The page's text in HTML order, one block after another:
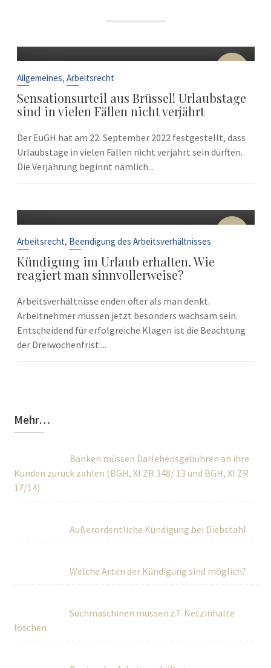
22
Allgemeines, Arbeitsrecht
Sensationsurteil aus Brüssel! Urlaubstage
sind in vielen Fällen nicht verjährt
Der EuGH hat am 22. September 2022 festgestellt, dass
Urlaubstage in vielen Fällen nicht verjährt sein dürften.
Die Verjährung beginnt nämlich...
10
Arbeitsrecht, Beendigung des Arbeitsverhältnisses
Kündigung im Urlaub erhalten. Wie
reagiert man sinnvollerweise?
Arbeitsverhältnisse enden öfter als man denkt.
Arbeitnehmer müssen jetzt besonders wachsam sein.
Entscheidend für erfolgreiche Klagen ist die Beachtung
der Dreiwochenfrist....
Mehr…
Banken müssen Darlehensgebühren an ihre
Kunden zurück zahlen (BGH, XI ZR 348/ 13 und BGH, XI ZR
17/14)
Außerordentliche Kündigung bei Diebstahl
Welche Arten der Kündigung sind möglich?
Suchmaschinen müssen z.T. Netzinhalte
löschen